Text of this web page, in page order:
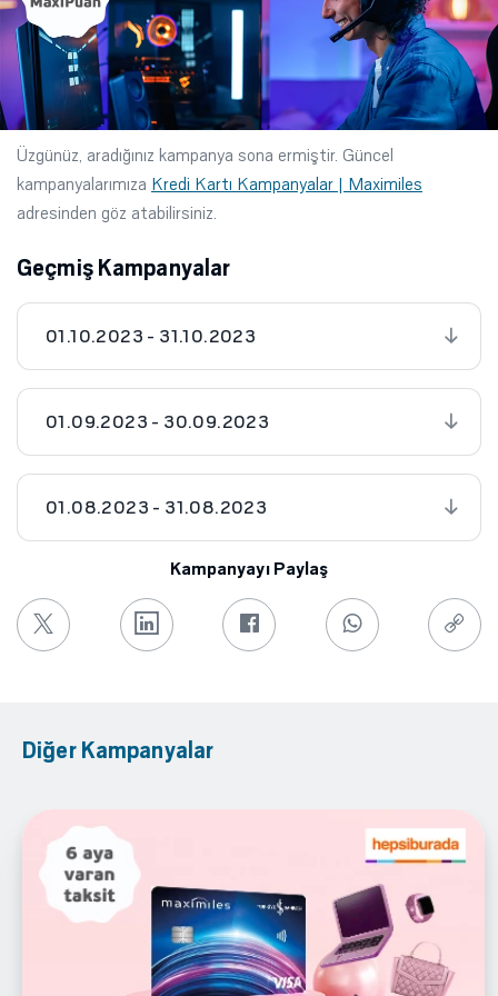
Üzgünüz, aradığınız kampanya sona ermiştir. Güncel
kampanyalarımıza Kredi Kartı Kampanyalar | Maximiles
adresinden göz atabilirsiniz.
Geçmiş Kampanyalar
01.10.2023 - 31.10.2023
01.09.2023 - 30.09.2023
01.08.2023 - 31.08.2023
Kampanyayı Paylaş
Diğer Kampanyalar